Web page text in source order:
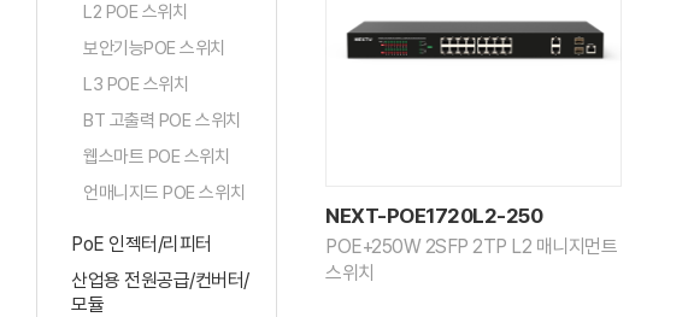
L2 POE 스위치
보안기능POE 스위치
L3 POE 스위치
BT 고출력 POE 스위치
웹스마트 POE 스위치
언매니지드 POE 스위치
PoE 인젝터/리피터
산업용 전원공급/컨버터/
모듈
NEXT-POE1720L2-250
POE+250W 2SFP 2TP L2 매니지먼트
스위치